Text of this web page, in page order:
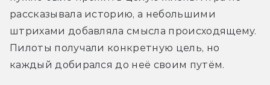
рассказывала историю, а небольшими
штрихами добавляла смысла происходящему.
Пилоты получали конкретную цель, но
каждый добирался до неё своим путём.